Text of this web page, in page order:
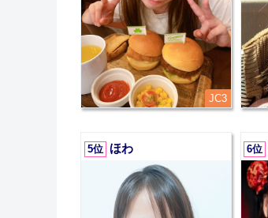
JC3
5位 ほわ 6位